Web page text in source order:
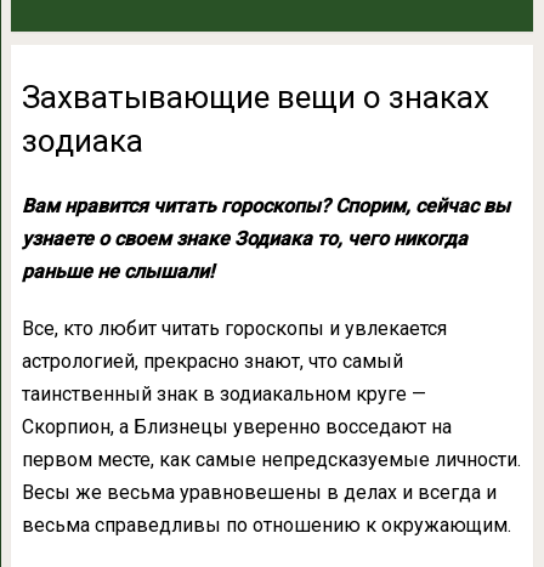
Захватывающие вещи о знаках
зодиака
Вам нравится читать гороскопы? Спорим, сейчас вы
узнаете о своем знаке Зодиака то, чего никогда
раньше не слышали!
Все, кто любит читать гороскопы и увлекается
астрологией, прекрасно знают, что самый
таинственный знак в зодиакальном круге —
Скорпион, а Близнецы уверенно восседают на
первом месте, как самые непредсказуемые личности.
Весы же весьма уравновешены в делах и всегда и
весьма справедливы по отношению к окружающим.